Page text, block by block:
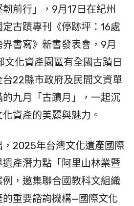
前行」，9月17日在紀州
古蹟專刊《停跡坪：16處
書寫》新書發表會，9月
文化資產園區有全國古蹟日
22縣市政府及民間文資單
九月「古蹟月」，一起沉
資產的美麗與魅力。
2025年台灣文化遺產國際
產潛力點「阿里山林業暨
，邀集聯合國教科文組織
重要諮詢機構—國際文化